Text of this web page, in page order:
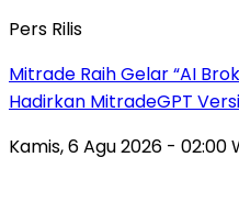
Pers Rilis
Mitrade Raih Gelar “AI
Hadirkan MitradeGPT
Kamis, 6 Agu 2026 - 02:00